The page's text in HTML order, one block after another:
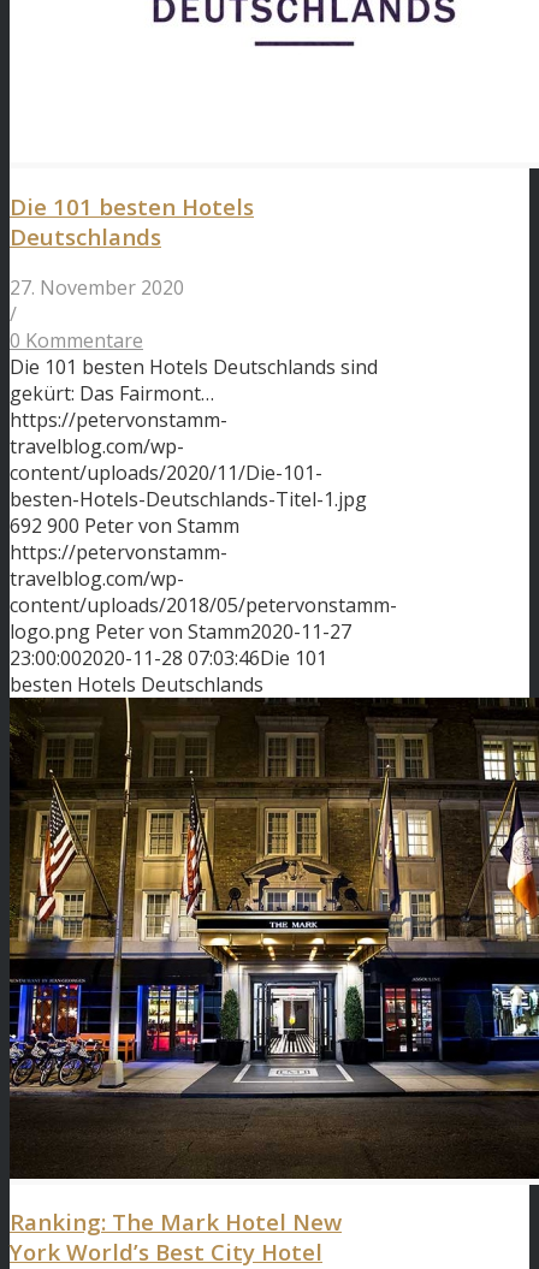
Die 101 besten Hotels
Deutschlands
27. November 2020
/
0 Kommentare
Die 101 besten Hotels Deutschlands sind
gekürt: Das Fairmont…
https://petervonstamm-
travelblog.com/wp-
content/uploads/2020/11/Die-101-
besten-Hotels-Deutschlands-Titel-1.jpg
692 900 Peter von Stamm
https://petervonstamm-
travelblog.com/wp-
content/uploads/2018/05/petervonstamm-
logo.png Peter von Stamm2020-11-27
23:00:002020-11-28 07:03:46Die 101
besten Hotels Deutschlands
Ranking: The Mark Hotel New
York World’s Best City Hotel